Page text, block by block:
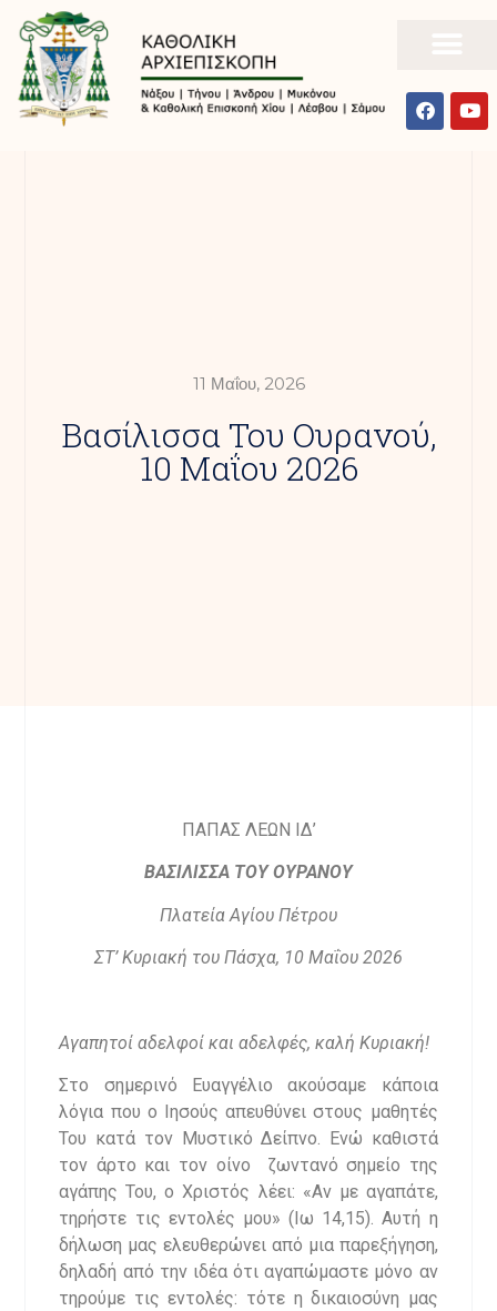
11 Μαΐου, 2026
Βασίλισσα Του Ουρανού,
10 Μαΐου 2026
ΠΑΠΑΣ ΛΕΩΝ ΙΔ’
ΒΑΣΙΛΙΣΣΑ ΤΟΥ ΟΥΡΑΝΟΥ
Πλατεία Αγίου Πέτρου
ΣΤ’ Κυριακή του Πάσχα, 10 Μαΐου 2026
Αγαπητοί αδελφοί και αδελφές, καλή Κυριακή!
Στο σημερινό Ευαγγέλιο ακούσαμε κάποια
λόγια που ο Ιησούς απευθύνει στους μαθητές
Του κατά τον Μυστικό Δείπνο. Ενώ καθιστά
τον άρτο και τον οίνο ζωντανό σημείο της
αγάπης Του, ο Χριστός λέει: «Αν με αγαπάτε,
τηρήστε τις εντολές μου» (Ιω 14,15). Αυτή η
δήλωση μας ελευθερώνει από μια παρεξήγηση,
δηλαδή από την ιδέα ότι αγαπώμαστε μόνο αν
τηρούμε τις εντολές: τότε η δικαιοσύνη μας